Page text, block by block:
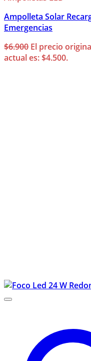
Ampolleta Solar
Emergencias
$6.900 El precio
actual es: $4.500.